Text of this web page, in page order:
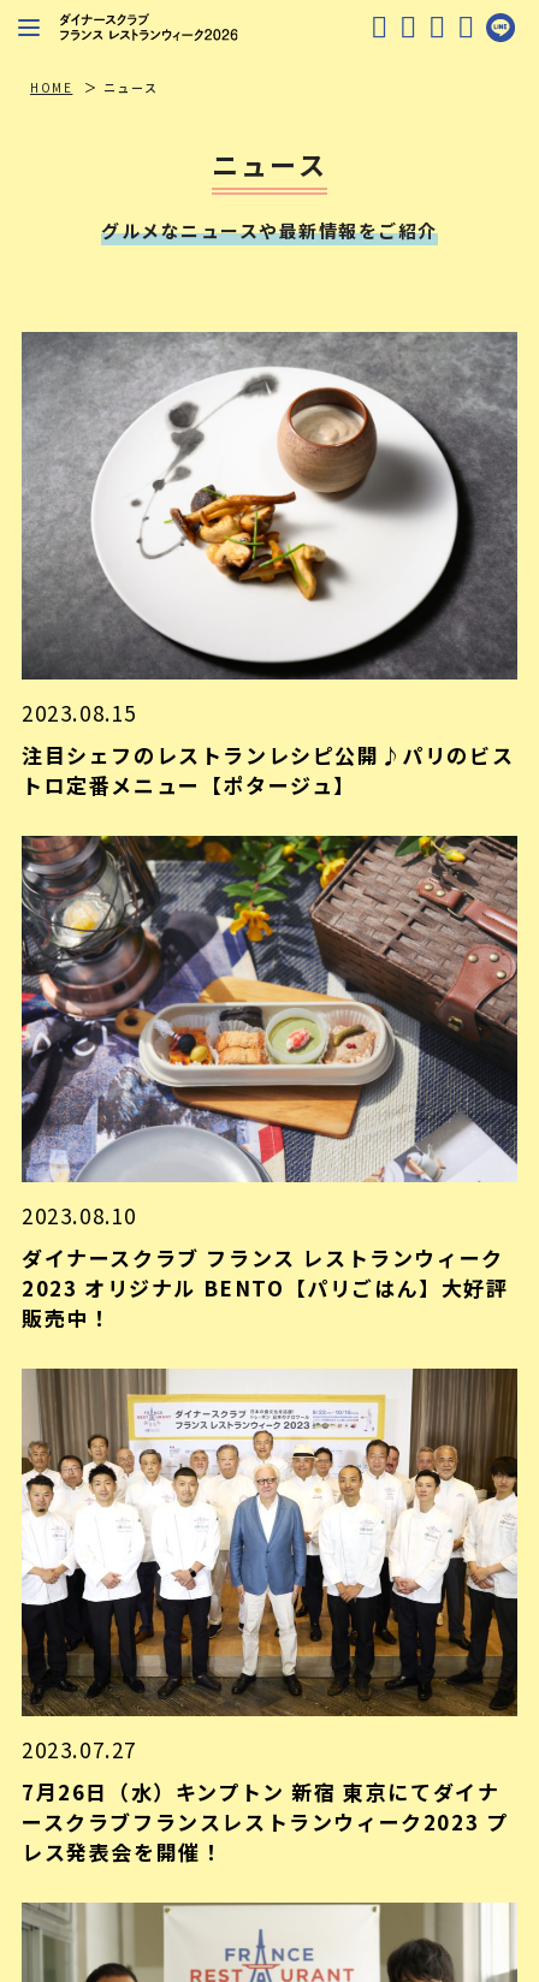
レストランを探す
ダイナースクラブ会員限定特典
HOME ニュース
ニュース
グルメなニュースや最新情報をご紹介
2023.08.15
注目シェフのレストランレシピ公開♪パリのビス
トロ定番メニュー【ポタージュ】
2023.08.10
ダイナースクラブ フランス レストランウィーク
2023 オリジナル BENTO【パリごはん】大好評
販売中！
2023.07.27
7月26日（水）キンプトン 新宿 東京にてダイナ
ースクラブフランスレストランウィーク2023 プ
レス発表会を開催！